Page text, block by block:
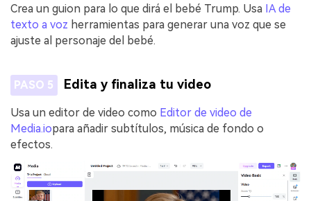
Crea un guion para lo que dirá el bebé Trump. Usa IA de
texto a voz herramientas para generar una voz que se
ajuste al personaje del bebé.
PASO 5 Edita y finaliza tu video
Usa un editor de video como Editor de video de
Media.iopara añadir subtítulos, música de fondo o
efectos.